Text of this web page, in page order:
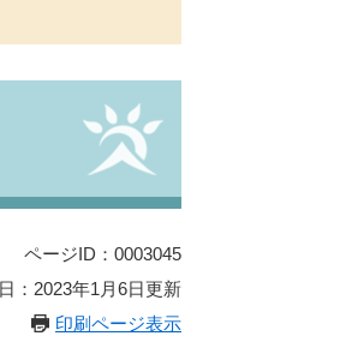
ページID：0003045
：2023年1月6日更新
印刷ページ表示